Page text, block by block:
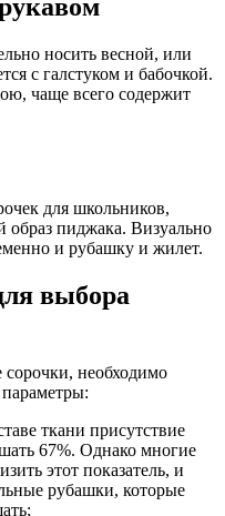
носить весной, или
с галстуком и бабочкой.
чаще всего содержит
для школьников,
образ пиджака. Визуально
и рубашку и жилет.
выбора
необходимо
ткани присутствие
67%. Однако многие
этот показатель, и
рубашки, которые